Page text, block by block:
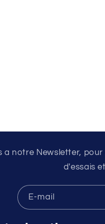
a notre Newsletter,
d'essais
E-mail